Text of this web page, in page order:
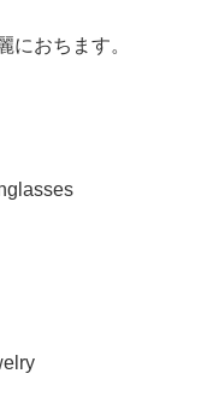
におちます。